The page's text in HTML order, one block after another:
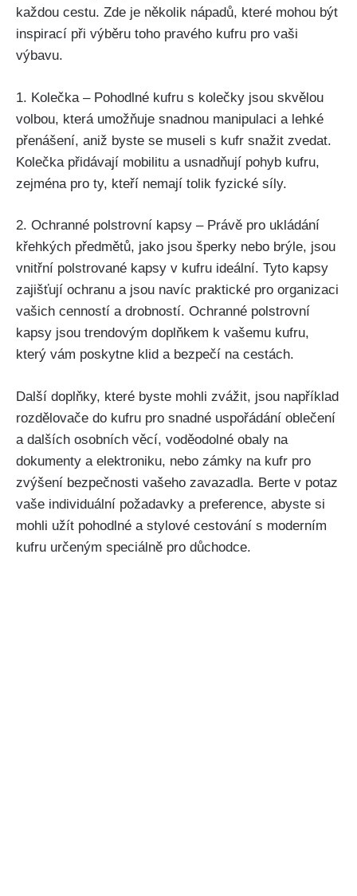
každou cestu. Zde je několik nápadů, které mohou být
inspirací při výběru toho pravého kufru pro vaši‌
výbavu.
1. Kolečka –⁤ Pohodlné kufru​ s‍ kolečky jsou ⁤skvělou
volbou, která umožňuje snadnou manipulaci a ⁢lehké
přenášení,‌ aniž byste se museli s kufr snažit zvedat.
Kolečka přidávají mobilitu a usnadňují ‍pohyb kufru,⁢
zejména pro ty, kteří nemají ⁢tolik fyzické síly.
2. Ochranné polstrovní kapsy – Právě pro ukládání
křehkých předmětů, jako jsou šperky‌ nebo brýle, jsou
vnitřní polstrované kapsy v kufru ideální. ⁢Tyto kapsy
zajišťují ochranu a jsou navíc praktické⁣ pro organizaci
vašich cenností a drobností. Ochranné polstrovní
kapsy ⁢jsou trendovým doplňkem k vašemu kufru,
který vám poskytne klid a bezpečí na cestách.
Další doplňky,⁤ které ​byste mohli zvážit, jsou například
rozdělovače do kufru pro snadné uspořádání oblečení
a dalších ⁣osobních věcí, voděodolné obaly na
dokumenty a elektroniku, nebo zámky na kufr pro ​
zvýšení bezpečnosti vašeho zavazadla. Berte v potaz
vaše individuální požadavky a‍ preference, abyste​ si
mohli užít ‍pohodlné a stylové cestování s moderním
kufru určeným speciálně pro důchodce.